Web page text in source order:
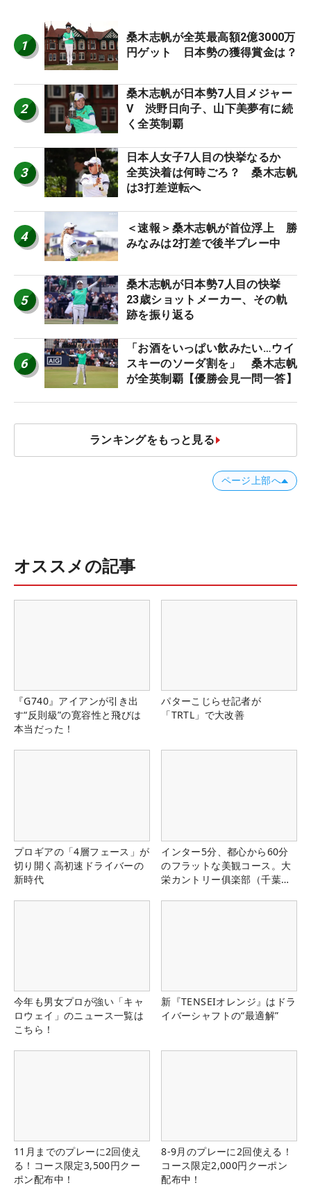
1
桑木志帆が全英最高額2億3000万
円ゲット 日本勢の獲得賞金は？
2
桑木志帆が日本勢7人目メジャー
V 渋野日向子、山下美夢有に続
く全英制覇
3
日本人女子7人目の快挙なるか
全英決着は何時ごろ？ 桑木志帆
は3打差逆転へ
4
＜速報＞桑木志帆が首位浮上 勝
みなみは2打差で後半プレー中
5
桑木志帆が日本勢7人目の快挙
23歳ショットメーカー、その軌
跡を振り返る
6
「お酒をいっぱい飲みたい…ウイ
スキーのソーダ割を」 桑木志帆
が全英制覇【優勝会見一問一答】
ランキングをもっと見る
ページ上部へ
オススメの記事
『G740』アイアンが引き出
す“反則級”の寛容性と飛びは
本当だった！
パターこじらせ記者が
「TRTL」で大改善
プロギアの「4層フェース」が
切り開く高初速ドライバーの
新時代
インター5分、都心から60分
のフラットな美観コース。大
栄カントリー俱楽部（千葉
今年も男女プロが強い「キャ
ロウェイ」のニュース一覧は
こちら！
新『TENSEIオレンジ』はドラ
イバーシャフトの“最適解”
11月までのプレーに2回使え
る！コース限定3,500円クー
ポン配布中！
8-9月のプレーに2回使える！
コース限定2,000円クーポン
配布中！